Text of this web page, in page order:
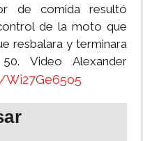
de comida resultó
de la moto que
resbalara y terminara
Video Alexander